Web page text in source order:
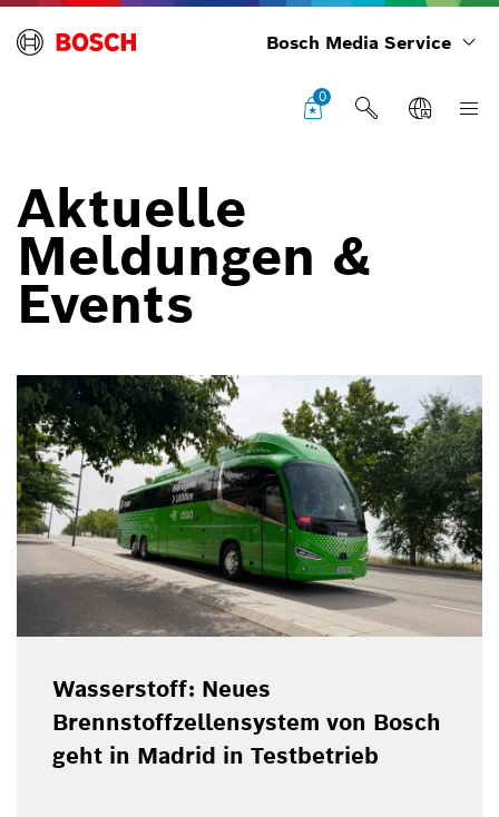
Bosch Media Service
0
Aktuelle
Meldungen &
Events
Wasserstoff: Neues
Brennstoffzellensystem von Bosch
geht in Madrid in Testbetrieb